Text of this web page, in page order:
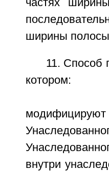
частях
ширины
11. Способ
котором:
внутри